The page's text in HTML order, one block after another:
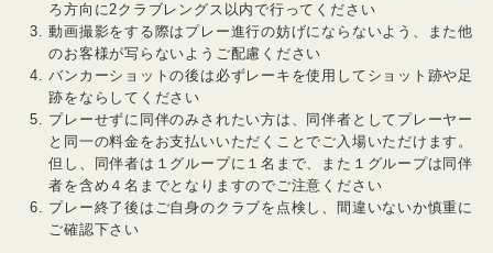
ろ方向に2クラブレングス以内で行ってください
動画撮影をする際はプレー進行の妨げにならないよう、また他
のお客様が写らないようご配慮ください
バンカーショットの後は必ずレーキを使用してショット跡や足
跡をならしてください
プレーせずに同伴のみされたい方は、同伴者としてプレーヤー
と同一の料金をお支払いいただくことでご入場いただけます。
但し、同伴者は１グループに１名まで、また１グループは同伴
者を含め４名までとなりますのでご注意ください
プレー終了後はご自身のクラブを点検し、間違いないか慎重に
ご確認下さい